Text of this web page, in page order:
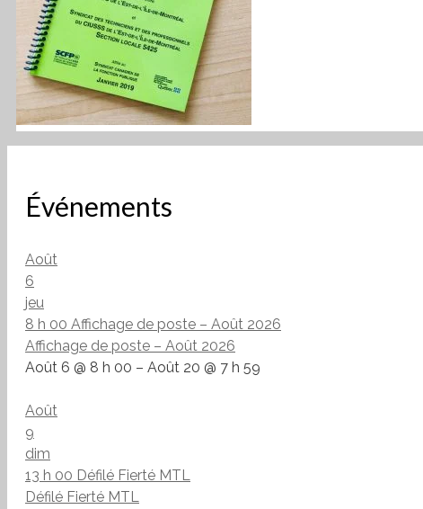
Événements
Août
6
jeu
8 h 00 Affichage de poste – Août 2026
Affichage de poste – Août 2026
Août 6 @ 8 h 00 – Août 20 @ 7 h 59
Août
9
dim
13 h 00 Défilé Fierté MTL
Défilé Fierté MTL